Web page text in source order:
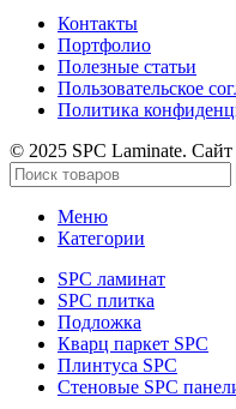
Контакты
Портфолио
Полезные статьи
Пользовательское
Политика
© 2025 SPC Laminate. Сайт
Меню
Категории
SPC ламинат
SPC плитка
Подложка
Кварц паркет SPC
Плинтуса SPC
Стеновые SPC